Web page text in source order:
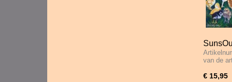
Stukjes
van de
€ 15,95